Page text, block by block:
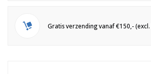
Gratis verzending vanaf €150,-